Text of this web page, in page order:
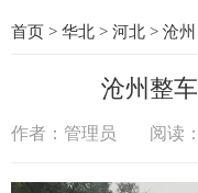
首页 > 华北 > 河北 > 沧州
沧州整
作者：管理员 阅读：